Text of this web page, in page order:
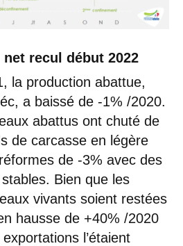
net recul début 2022
la production abattue,
a baissé de -1% /2020.
abattus ont chuté de
de carcasse en légère
de -3% avec des
Bien que les
vivants soient restées
hausse de +40% /2020
l’étaient